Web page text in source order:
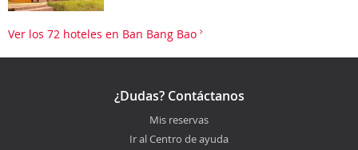
Ver los 72 hoteles en Ban Bang Bao
¿Dudas? Contáctanos
Mis reservas
Ir al Centro de ayuda